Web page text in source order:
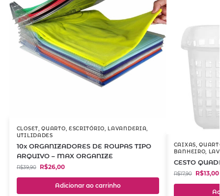
CLOSET,QUARTO, ESCRITÓRIO, LAVANDERIA,
UTILIDADES
10x ORGANIZADORES DE ROUPAS TIPO
ARQUIVO – MAX ORGANIZE
R$39,90 R$26,00
Adicionar ao carrinho
CAIXAS,
BANHEIRO,
CESTO
R$17,90 R$13,00